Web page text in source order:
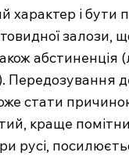
характер і бути
залози,
абстиненція
Передозування
стати
краще
русі,